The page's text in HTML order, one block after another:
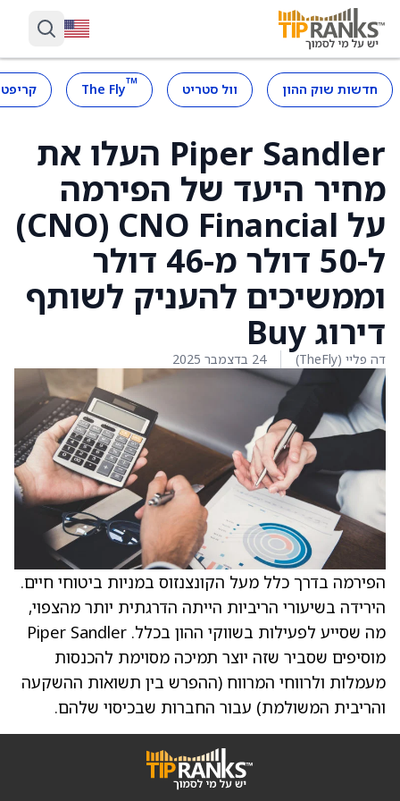
חדשות שוק ההון וול סטריט ™
The Fly
Piper Sandler העלו את
מחיר היעד של הפירמה
על CNO Financial ‏(CNO)
ל-50 דולר מ-46 דולר
וממשיכים להעניק לשותף
דירוג Buy
דה פליי (TheFly) 24 בדצמבר 2025
הפירמה בדרך כלל מעל הקונצנזוס במניות ביטוחי חיים.
הירידה בשיעורי הריביות הייתה הדרגתית יותר מהצפוי,
מה שסייע לפעילות בשווקי ההון בכלל. Piper Sandler
מוסיפים שסביר שזה יוצר תמיכה מסוימת להכנסות
מעמלות ולרווחי המרווח (ההפרש בין תשואות ההשקעה
והריבית המשולמת) עבור החברות שבכיסוי שלהם.